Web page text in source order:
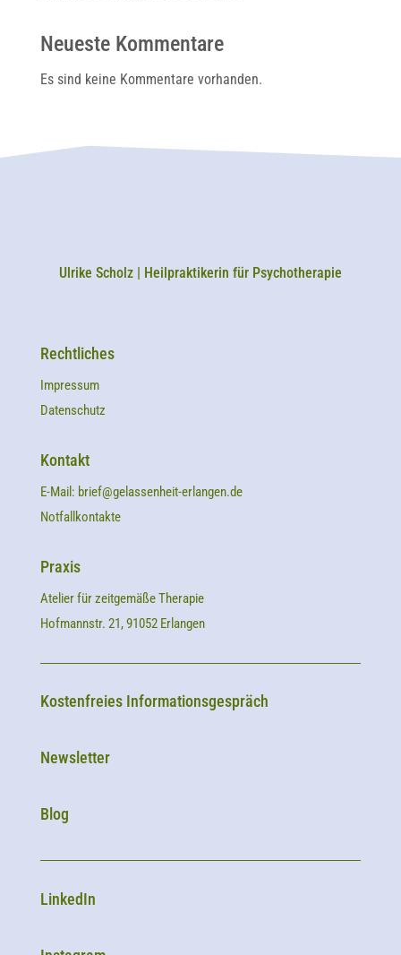
Neueste Kommentare
Es sind keine Kommentare vorhanden.
Ulrike Scholz | Heilpraktikerin für Psychotherapie
Rechtliches
Impressum
Datenschutz
Kontakt
E-Mail: brief@gelassenheit-erlangen.de
Notfallkontakte
Praxis
Atelier für zeitgemäße Therapie
Hofmannstr. 21, 91052 Erlangen
Kostenfreies Informationsgespräch
Newsletter
Blog
LinkedIn